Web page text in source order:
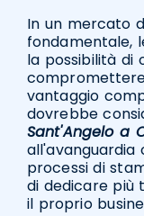
In un mercato
fondamentale,
la possibilità di
vantaggio
dovrebbe
Sant'Angelo a
processi di
di dedicare più
il proprio